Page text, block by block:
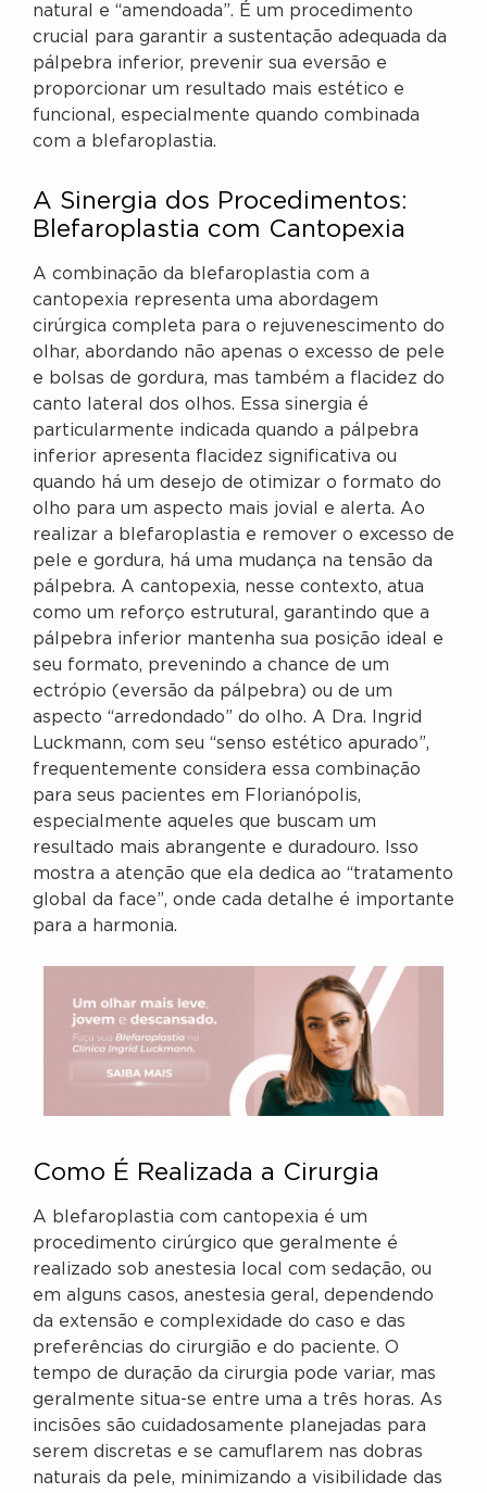
natural e “amendoada”. É um procedimento
crucial para garantir a sustentação adequada da
pálpebra inferior, prevenir sua eversão e
proporcionar um resultado mais estético e
funcional, especialmente quando combinada
com a blefaroplastia.
A Sinergia dos Procedimentos:
Blefaroplastia com Cantopexia
A combinação da blefaroplastia com a
cantopexia representa uma abordagem
cirúrgica completa para o rejuvenescimento do
olhar, abordando não apenas o excesso de pele
e bolsas de gordura, mas também a flacidez do
canto lateral dos olhos. Essa sinergia é
particularmente indicada quando a pálpebra
inferior apresenta flacidez significativa ou
quando há um desejo de otimizar o formato do
olho para um aspecto mais jovial e alerta. Ao
realizar a blefaroplastia e remover o excesso de
pele e gordura, há uma mudança na tensão da
pálpebra. A cantopexia, nesse contexto, atua
como um reforço estrutural, garantindo que a
pálpebra inferior mantenha sua posição ideal e
seu formato, prevenindo a chance de um
ectrópio (eversão da pálpebra) ou de um
aspecto “arredondado” do olho. A Dra. Ingrid
Luckmann, com seu “senso estético apurado”,
frequentemente considera essa combinação
para seus pacientes em Florianópolis,
especialmente aqueles que buscam um
resultado mais abrangente e duradouro. Isso
mostra a atenção que ela dedica ao “tratamento
global da face”, onde cada detalhe é importante
para a harmonia.
Como É Realizada a Cirurgia
A blefaroplastia com cantopexia é um
procedimento cirúrgico que geralmente é
realizado sob anestesia local com sedação, ou
em alguns casos, anestesia geral, dependendo
da extensão e complexidade do caso e das
preferências do cirurgião e do paciente. O
tempo de duração da cirurgia pode variar, mas
geralmente situa-se entre uma a três horas. As
incisões são cuidadosamente planejadas para
serem discretas e se camuflarem nas dobras
naturais da pele, minimizando a visibilidade das